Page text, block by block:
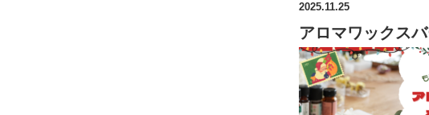
2025.11.25
アロマワックス